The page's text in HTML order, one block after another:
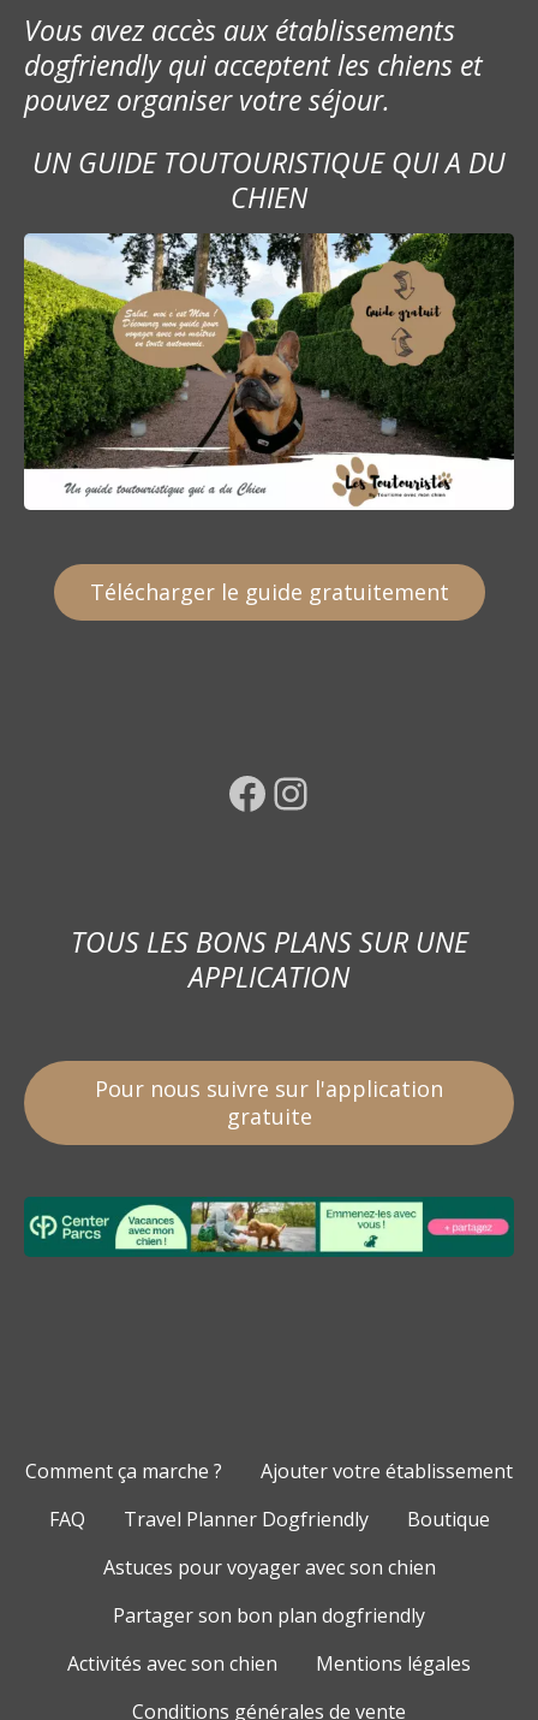
Vous avez accès aux établissements
dogfriendly qui acceptent les chiens et
pouvez organiser votre séjour.
UN GUIDE TOUTOURISTIQUE QUI A DU
CHIEN
Télécharger le guide gratuitement
Facebook Instagram
TOUS LES BONS PLANS SUR UNE
APPLICATION
Pour nous suivre sur l'application
gratuite
Comment ça marche ?
Ajouter votre établissement
FAQ
Travel Planner Dogfriendly
Boutique
Astuces pour voyager avec son chien
Partager son bon plan dogfriendly
Activités avec son chien
Mentions légales
Conditions générales de vente